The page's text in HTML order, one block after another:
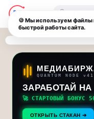
Последние
новости
и
обновления
потока:
Друзья,
приглашаем
на
—
чат-
🔍
QUANTUM NODE v41
ЗАРАБОТАЙ
🚀 СТАРТОВЫЙ БОНУС
ОТКРЫТЬ СТАКАН ➔
🍪 Мы используем файлы
быстрой работы сайта.